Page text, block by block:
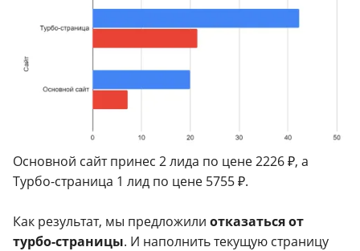
Основной сайт принес 2 лида по цене 2226 ₽, а
Турбо-страница 1 лид по цене 5755 ₽.
Как результат, мы предложили отказаться от
турбо-страницы. И наполнить текущую страницу